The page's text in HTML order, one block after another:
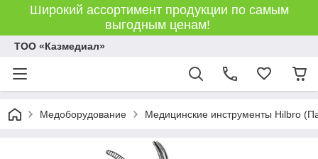
Широкий ассортимент продукции по самым
выгодным ценам!
ТОО «Казмедиал»
Медоборудование Медицинские инструменты Hilbro